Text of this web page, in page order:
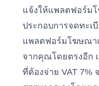
แจ้งให้แพลตฟอร์ม
ประกอบการจดทะเ
แพลตฟอร์มโฆษณาเ
จากคุณโดยตรงอีก
ที่ต้องจ่าย VAT 7%